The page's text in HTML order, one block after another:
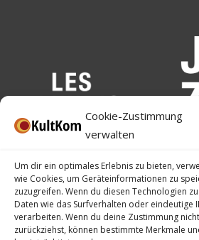
Cookie-Zustimmung
verwalten
Um dir ein optimales Erlebnis zu bieten,
wie Cookies, um Geräteinformationen zu
zuzugreifen. Wenn du diesen Technologien
Daten wie das Surfverhalten oder eindeutige
verarbeiten. Wenn du deine Zustimmung
zurückziehst, können bestimmte Merkmale